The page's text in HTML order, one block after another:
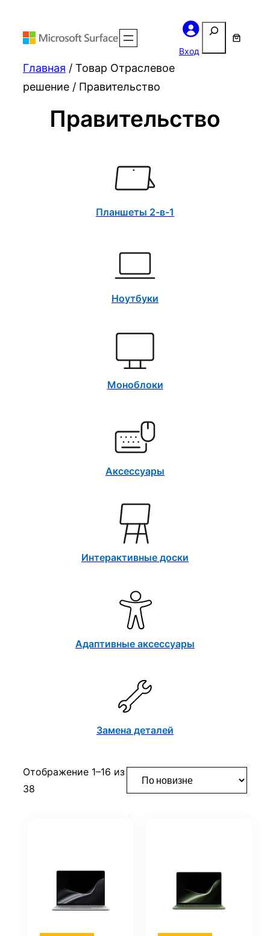
Вход
Поиск
Главная / Товар Отраслевое
решение / Правительство
Правительство
Планшеты 2-в-1
Ноутбуки
Моноблоки
Аксессуары
Интерактивные доски
Адаптивные аксессуары
Замена деталей
Отображение 1–16 из
38